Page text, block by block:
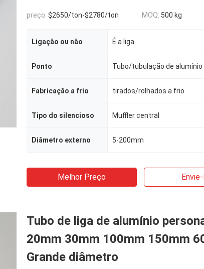
preço: $2650/ton-$2780/ton MOQ: 500 kg
Ligação ou não É a liga
Ponto Tubo/tubulação de alumínio
Fabricação a frio tirados/rolhados a frio
Tipo do silencioso Muffler central
Diâmetro externo 5-200mm
Melhor Preço
Tubo de liga de alumínio
20mm 30mm 100mm 150mm
Grande diâmetro